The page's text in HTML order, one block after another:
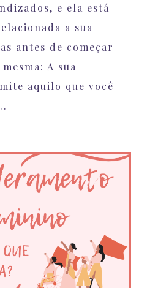
e ela está
a sua
antes de começar
A sua
aquilo que você